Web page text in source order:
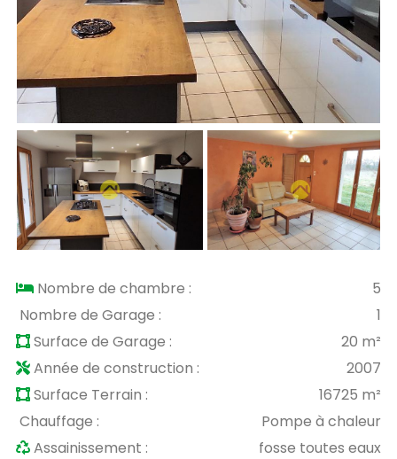
Nombre de chambre :
5
Nombre de Garage :
1
Surface de Garage :
20 m²
Année de construction :
2007
Surface Terrain :
16725 m²
Chauffage :
Pompe à chaleur
Assainissement :
fosse toutes eaux